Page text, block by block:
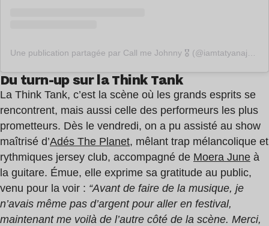
Du turn-up sur la Think Tank
La Think Tank, c’est la scène où les grands esprits se
rencontrent, mais aussi celle des performeurs les plus
prometteurs. Dès le vendredi, on a pu assisté au show
maîtrisé d’Adés The Planet, mêlant trap mélancolique et
rythmiques jersey club, accompagné de Moera June à
la guitare. Émue, elle exprime sa gratitude au public,
venu pour la voir : “Avant de faire de la musique, je
n’avais même pas d’argent pour aller en festival,
maintenant me voilà de l’autre côté de la scène. Merci,